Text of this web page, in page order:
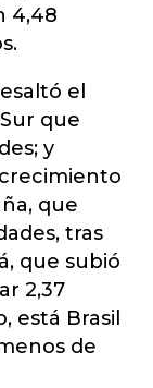
4,48
el
que
y
que
tras
que subió
2,37
está Brasil
de